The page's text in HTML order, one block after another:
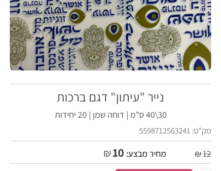
נייר "עיתון" דגם ברכות
30\40 ס"מ | דוחה שמן | 20 יחידות
מק"ט: 5598712563241
₪12 מחיר מבצע: ₪10